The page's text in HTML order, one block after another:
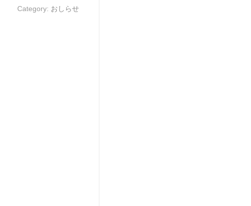
Category: おしらせ